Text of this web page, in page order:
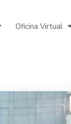
Oficina Virtual